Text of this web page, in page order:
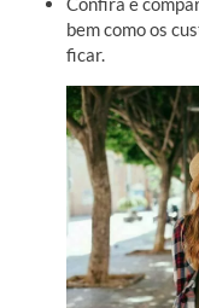
bem como os
ficar.